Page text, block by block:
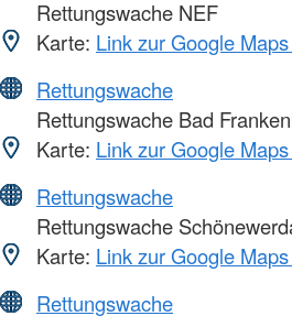
Rettungswache NEF
Karte: Link zur Google
Rettungswache
Rettungswache Bad
Karte: Link zur Google
Rettungswache
Rettungswache
Karte: Link zur Google
Rettungswache